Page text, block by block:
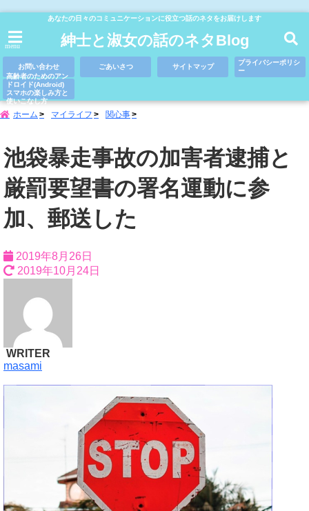
あなたの日々のコミュニケーションに役立つ話のネタをお届けします
menu 紳士と淑女の話のネタBlog
お問い合わせ ごあいさつ サイトマップ
プライバシーポリシ
ー
高齢者のためのアン
ドロイド(Android)
スマホの楽しみ方と
使いこなし方
ホーム マイライフ 関心事
池袋暴走事故の加害者逮捕と
厳罰要望書の署名運動に参
加、郵送した
2019年8月26日
2019年10月24日
WRITER
masami